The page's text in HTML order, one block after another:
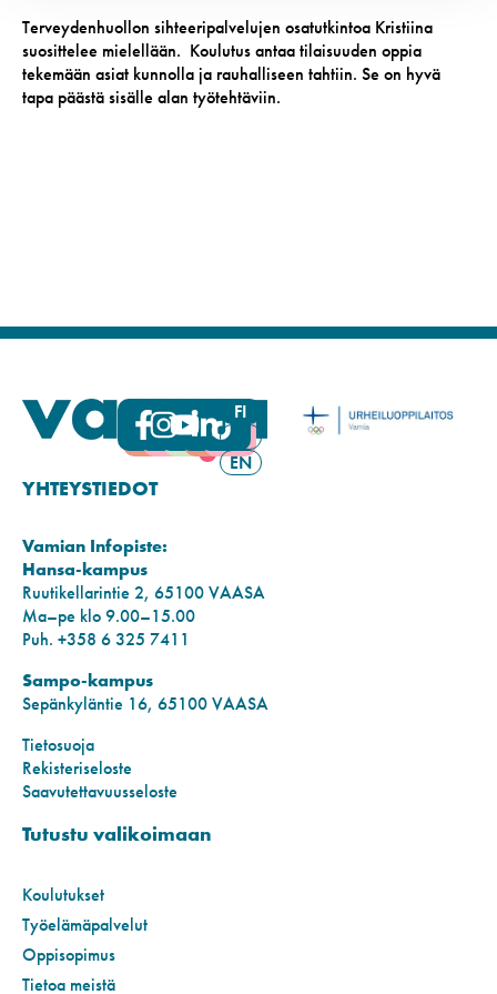
Terveydenhuollon sihteeripalvelujen osatutkintoa Kristiina
suosittelee mielellään. Koulutus antaa tilaisuuden oppia
tekemään asiat kunnolla ja rauhalliseen tahtiin. Se on hyvä
tapa päästä sisälle alan työtehtäviin.
FI
SV
EN
YHTEYSTIEDOT
Vamian Infopiste:
Hansa-kampus
Ruutikellarintie 2, 65100 VAASA
Ma–pe klo 9.00–15.00
Puh. +358 6 325 7411
Sampo-kampus
Sepänkyläntie 16, 65100 VAASA
Tietosuoja
Rekisteriseloste
Saavutettavuusseloste
Tutustu valikoimaan
Koulutukset
Työelämäpalvelut
Oppisopimus
Tietoa meistä